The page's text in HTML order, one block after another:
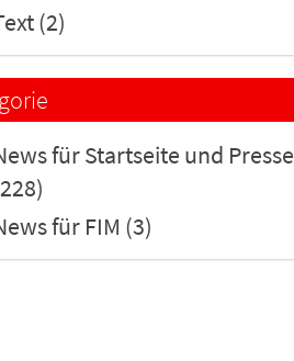
(2)
für Startseite und Presse
für FIM (3)